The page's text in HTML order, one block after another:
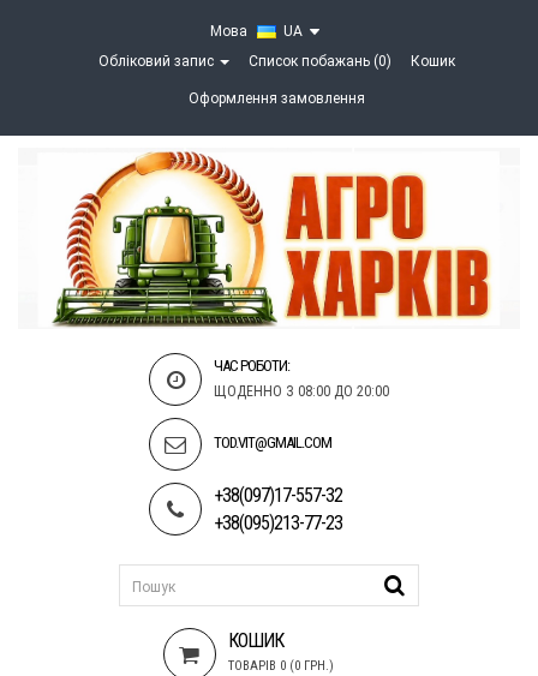
Мова
UA
Обліковий запис
Список побажань (0) Кошик
Оформлення замовлення
ЧАС РОБОТИ:
ЩОДЕННО З 08:00 ДО 20:00
TOD.VIT@GMAIL.COM
+38(097)17-557-32
+38(095)213-77-23
КОШИК
ТОВАРІВ 0 (0 ГРН.)